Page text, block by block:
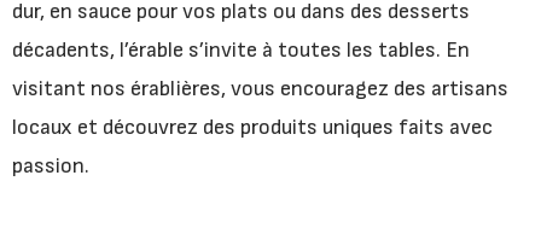
dur, en sauce pour vos plats ou dans des desserts
décadents, l’érable s’invite à toutes les tables. En
visitant nos érablières, vous encouragez des artisans
locaux et découvrez des produits uniques faits avec
passion.